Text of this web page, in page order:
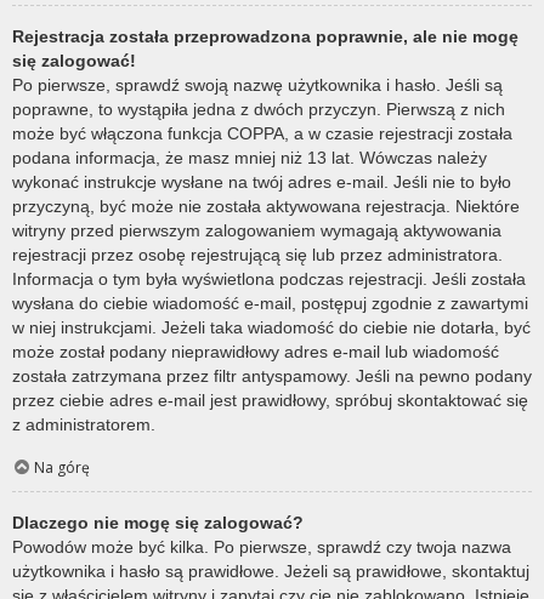
Rejestracja została przeprowadzona poprawnie, ale nie mogę
się zalogować!
Po pierwsze, sprawdź swoją nazwę użytkownika i hasło. Jeśli są
poprawne, to wystąpiła jedna z dwóch przyczyn. Pierwszą z nich
może być włączona funkcja COPPA, a w czasie rejestracji została
podana informacja, że masz mniej niż 13 lat. Wówczas należy
wykonać instrukcje wysłane na twój adres e-mail. Jeśli nie to było
przyczyną, być może nie została aktywowana rejestracja. Niektóre
witryny przed pierwszym zalogowaniem wymagają aktywowania
rejestracji przez osobę rejestrującą się lub przez administratora.
Informacja o tym była wyświetlona podczas rejestracji. Jeśli została
wysłana do ciebie wiadomość e-mail, postępuj zgodnie z zawartymi
w niej instrukcjami. Jeżeli taka wiadomość do ciebie nie dotarła, być
może został podany nieprawidłowy adres e-mail lub wiadomość
została zatrzymana przez filtr antyspamowy. Jeśli na pewno podany
przez ciebie adres e-mail jest prawidłowy, spróbuj skontaktować się
z administratorem.
Na górę
Dlaczego nie mogę się zalogować?
Powodów może być kilka. Po pierwsze, sprawdź czy twoja nazwa
użytkownika i hasło są prawidłowe. Jeżeli są prawidłowe, skontaktuj